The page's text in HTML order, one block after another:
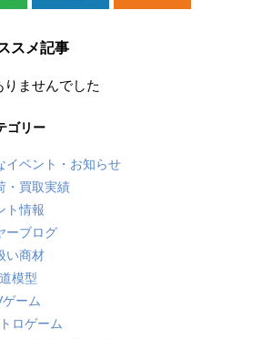
スメ記事
りませんでした
ゴリー
イベント・お知らせ
・買取実績
ト情報
ーブログ
い商材
模型
ーム
ロゲーム